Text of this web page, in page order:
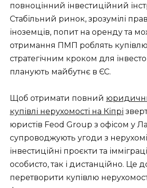
повноцінний інвестиційний
Стабільний ринок, зрозумілі
іноземців, попит на оренду та
отримання ПМП роблять купівлю
стратегічним кроком для
планують майбутнє в ЄС.
Щоб отримати повний
купівлі нерухомості на Кіпрі
юристів Feod Group з офісом у
супроводжують угоди з
інвестиційні проєкти та
особисто, так і дистанційно. Це
перетворити купівлю